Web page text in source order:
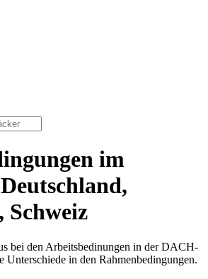
im
Schweiz
bei den Arbeitsbedinungen in der DACH-
Unterschiede in den Rahmenbedingungen.